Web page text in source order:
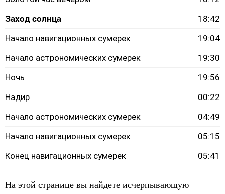
Заход солнца
18:42
Начало навигационных сумерек
19:04
Начало астрономических сумерек
19:30
Ночь
19:56
Надир
00:22
Начало астрономических сумерек
04:49
Начало навигационных сумерек
05:15
Конец навигационных сумерек
05:41
На этой странице вы найдете исчерпывающую